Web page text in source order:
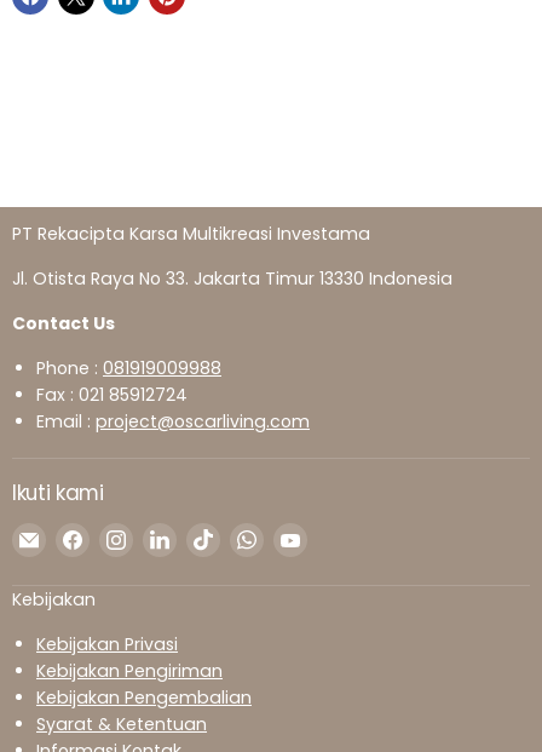
PT Rekacipta Karsa Multikreasi Investama
Jl. Otista Raya No 33. Jakarta Timur 13330 Indonesia
Contact Us
Phone : 081919009988
Fax : 021 85912724
Email : project@oscarliving.com
Ikuti kami
Temukan
di
Surel
TemukanTemukanTemukanTemukanTemukan
Kebijakan
Kebijakan Privasi
Kebijakan Pengiriman
Kebijakan Pengembalian
Syarat & Ketentuan